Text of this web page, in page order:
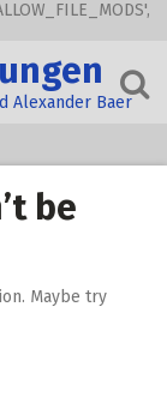
Alexander Baer
be
Maybe try